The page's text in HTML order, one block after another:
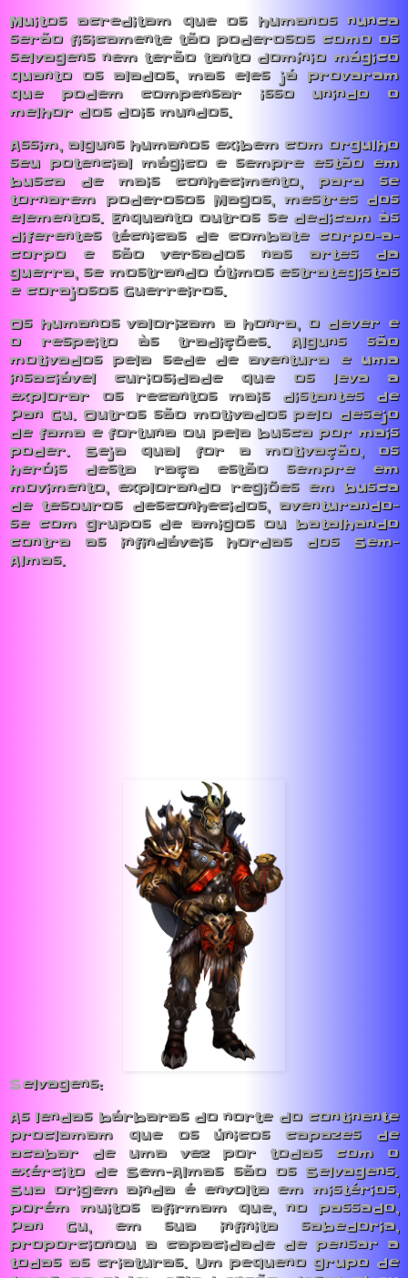
Muitos acreditam que os humanos nunca
serão fisicamente tão poderosos como os
selvagens nem terão tanto domínio mágico
quanto os alados, mas eles já provaram
que podem compensar isso unindo o
melhor dos dois mundos.
Assim, alguns humanos exibem com orgulho
seu potencial mágico e sempre estão em
busca de mais conhecimento, para se
tornarem poderosos Magos, mestres dos
elementos. Enquanto outros se dedicam às
diferentes técnicas de combate corpo-a-
corpo e são versados nas artes da
guerra, se mostrando ótimos estrategistas
e corajosos Guerreiros.
Os humanos valorizam a honra, o dever e
o respeito às tradições. Alguns são
motivados pela sede de aventura e uma
insaciável curiosidade que os leva a
explorar os recantos mais distantes de
Pan Gu. Outros são motivados pelo desejo
de fama e fortuna ou pela busca por mais
poder. Seja qual for a motivação, os
heróis desta raça estão sempre em
movimento, explorando regiões em busca
de tesouros desconhecidos, aventurando-
se com grupos de amigos ou batalhando
contra as infindáveis hordas dos Sem-
Almas.
Selvagens:
As lendas bárbaras do norte do continente
proclamam que os únicos capazes de
acabar de uma vez por todas com o
exército de Sem-Almas são os Selvagens.
Sua origem ainda é envolta em mistérios,
porém muitos afirmam que, no passado,
Pan Gu, em sua infinita sabedoria,
proporcionou a capacidade de pensar a
todas as criaturas. Um pequeno grupo de